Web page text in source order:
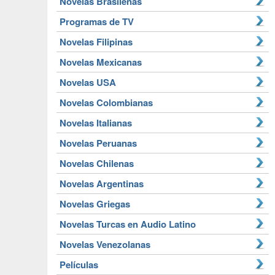
Programas de TV
Novelas Filipinas
Novelas Mexicanas
Novelas USA
Novelas Colombianas
Novelas Italianas
Novelas Peruanas
Novelas Chilenas
Novelas Argentinas
Novelas Griegas
Novelas Turcas en Audio Latino
Novelas Venezolanas
Películas